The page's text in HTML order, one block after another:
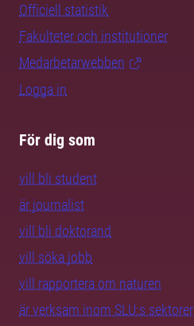
Officiell statistik
Fakulteter och institutioner
Medarbetarwebben
Logga in
För dig som
vill bli student
är journalist
vill bli doktorand
vill söka jobb
vill rapportera om naturen
är verksam inom SLU:s sektorer